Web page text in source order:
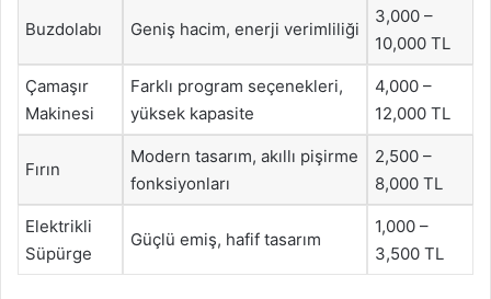
Buzdolabı Geniş hacim, enerji verimliliği
3,000 –
10,000 TL
Çamaşır
Makinesi
Farklı program seçenekleri,
yüksek kapasite
4,000 –
12,000 TL
Fırın
Modern tasarım, akıllı pişirme
fonksiyonları
2,500 –
8,000 TL
Elektrikli
Süpürge
Güçlü emiş, hafif tasarım
1,000 –
3,500 TL